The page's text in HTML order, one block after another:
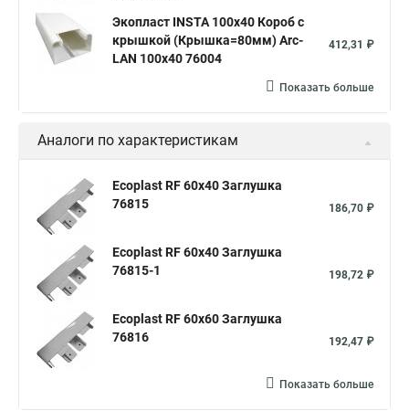
Экопласт INSTA 100x40 Короб с
крышкой (Крышка=80мм) Arc-
LAN 100x40 76004
412,31 ₽
Показать больше
Аналоги по характеристикам
Ecoplast RF 60х40 Заглушка
76815
186,70 ₽
Ecoplast RF 60х40 Заглушка
76815-1
198,72 ₽
Ecoplast RF 60х60 Заглушка
76816
192,47 ₽
Показать больше